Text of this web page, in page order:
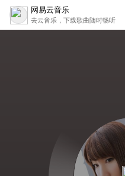
网易云音乐
去云音乐，下载歌曲随时畅听